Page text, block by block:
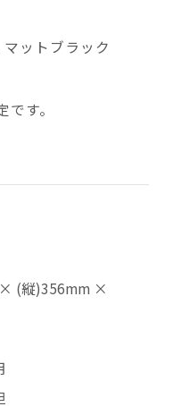
ットブラック
す。
(縦)356mm ×